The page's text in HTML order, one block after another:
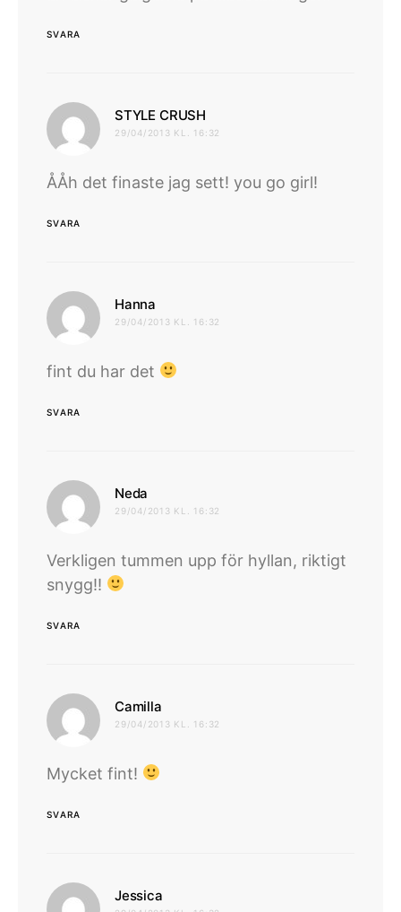
SVARA
STYLE CRUSH
29/04/2013 KL. 16:32
ÅÅh det finaste jag sett! you go girl!
SVARA
Hanna
29/04/2013 KL. 16:32
fint du har det
SVARA
Neda
29/04/2013 KL. 16:32
Verkligen tummen upp för hyllan, riktigt
snygg!!
SVARA
Camilla
29/04/2013 KL. 16:32
Mycket fint!
SVARA
Jessica